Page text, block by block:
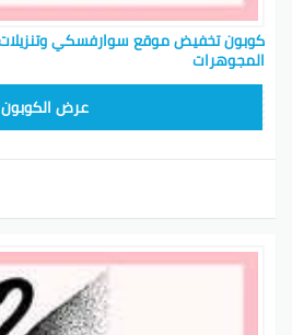
المجوهرات
عرض الكوبون